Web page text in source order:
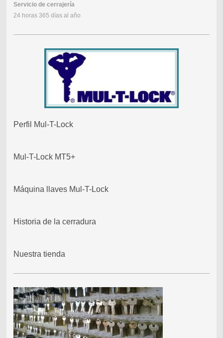
Servicio de cerrajería
24 horas 365 días al año
Perfil Mul-T-Lock
Mul-T-Lock MT5+
Máquina llaves Mul-T-Lock
Historia de la cerradura
Nuestra tienda